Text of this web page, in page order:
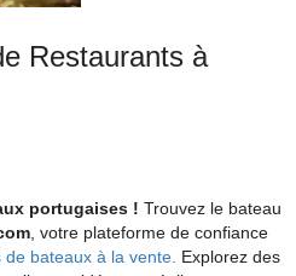
Restaurants à
portugaises ! Trouvez le bateau
, votre plateforme de confiance
bateaux à la vente. Explorez des